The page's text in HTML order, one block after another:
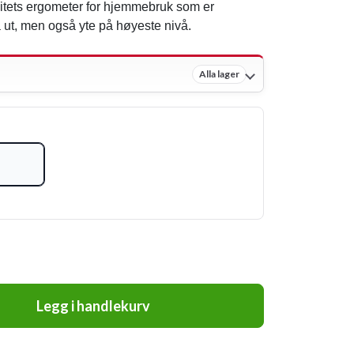
ergometer for hjemmebruk som er
men også yte på høyeste nivå.
Alla lager
Legg i handlekurv